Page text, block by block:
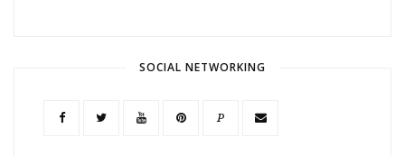
SOCIAL NETWORKING
P